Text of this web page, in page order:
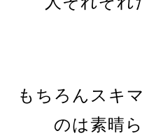
もちろんスキ
のは素晴